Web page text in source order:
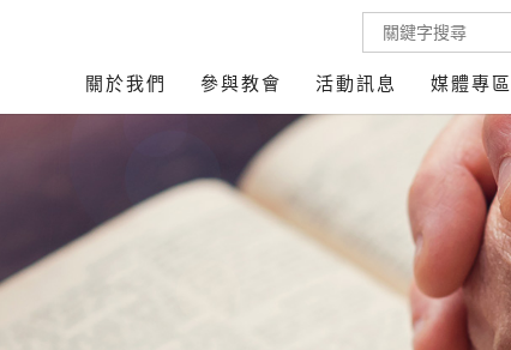
關於我們 參與教會 活動訊息 媒體專區